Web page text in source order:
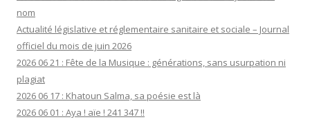
nom
Actualité législative et réglementaire sanitaire et sociale – Journal
officiel du mois de juin 2026
2026 06 21 : Fête de la Musique : générations, sans usurpation ni
plagiat
2026 06 17 : Khatoun Salma, sa poésie est là
2026 06 01 : Aya ! aïe ! 241 347 !!